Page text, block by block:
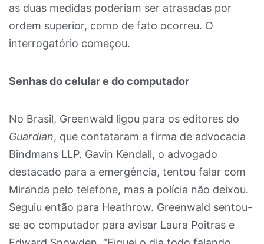
as duas medidas poderiam ser atrasadas por
ordem superior, como de fato ocorreu. O
interrogatório começou.
Senhas do celular e do computador
No Brasil, Greenwald ligou para os editores do
Guardian, que contataram a firma de advocacia
Bindmans LLP. Gavin Kendall, o advogado
destacado para a emergência, tentou falar com
Miranda pelo telefone, mas a polícia não deixou.
Seguiu então para Heathrow. Greenwald sentou-
se ao computador para avisar Laura Poitras e